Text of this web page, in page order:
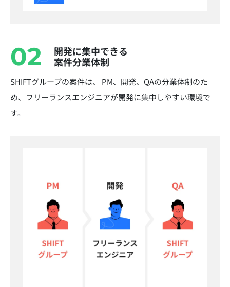
02
開発に集中できる
案件分業体制
SHIFTグループの案件は、 PM、開発、QAの分業体制のた
め、フリーランスエンジニアが開発に集中しやすい環境で
す。